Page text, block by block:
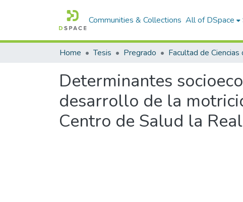
Communities & Collections All of DSpace
Home Tesis Pregrado
Determinantes
desarrollo de la
Centro de Salud la